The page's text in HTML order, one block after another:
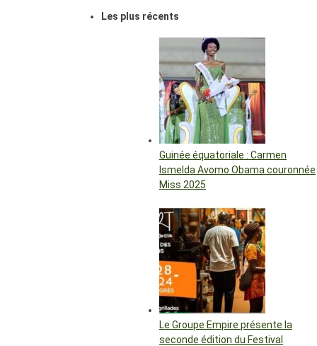
Les plus récents
Guinée équatoriale : Carmen
Ismelda Avomo Obama couronnée
Miss 2025
Le Groupe Empire présente la
seconde édition du Festival